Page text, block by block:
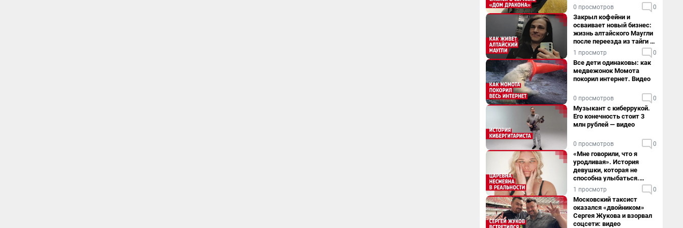
0 просмотров 0
Закрыл кофейни и
осваивает новый бизнес:
жизнь алтайского Маугли
после переезда из тайги в
столицу
1 просмотр 0
Все дети одинаковы: как
медвежонок Момота
покорил интернет. Видео
0 просмотров 0
Музыкант с киберрукой.
Его конечность стоит 3
млн рублей — видео
0 просмотров 0
«Мне говорили, что я
уродливая». История
девушки, которая не
способна улыбаться.
Видео
1 просмотр 0
Московский таксист
оказался «двойником»
Сергея Жукова и взорвал
соцсети: видео